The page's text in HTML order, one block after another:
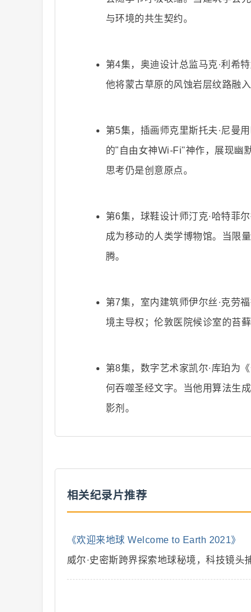
款
与环境的共生契约。
第4集，奥迪设计总监马克·利希
他将蒙古草原的风蚀岩层纹路融
第5集，插画师克里斯托夫·尼曼
的"自由女神Wi-Fi"神作，展现幽
思考仍是创意原点。
第6集，球鞋设计师汀克·哈特菲
成为移动的人类学博物馆。当限
腾。
第7集，室内建筑师伊尔丝·克劳
境主导权；伦敦医院候诊室的苔
第8集，数字艺术家凯尔·库珀为
何吞噬圣经文字。当他用算法生
影剂。
相关纪录片推荐
《欢迎来地球 Welcome to Earth 2021》
威尔·史密斯跨界探索地球秘境，科技镜头